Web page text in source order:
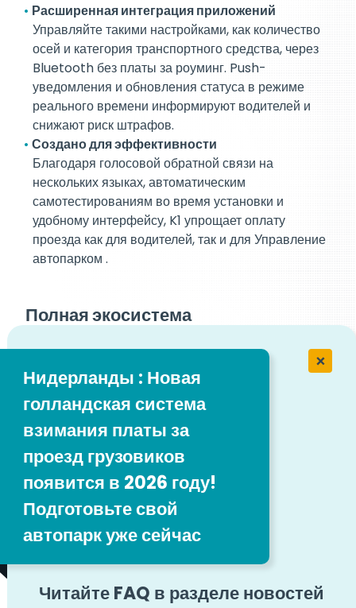
Нидерланды : Новая
голландская система
взимания платы за
проезд грузовиков
появится в 2026 году!
Подготовьте свой
автопарк уже сейчас
Читайте FAQ в разделе новостей
Расширенная интеграция приложений
Управляйте такими настройками, как количество
осей и категория транспортного средства, через
Bluetooth без платы за роуминг. Push-
уведомления и обновления статуса в режиме
реального времени информируют водителей и
снижают риск штрафов.
Создано для эффективности
Благодаря голосовой обратной связи на
нескольких языках, автоматическим
самотестированиям во время установки и
удобному интерфейсу, K1 упрощает оплату
проезда как для водителей, так и для Управление
автопарком .
Полная экосистема
Отличительной особенностью K1 является его
способность адаптироваться к меняющемуся
ландшафту. Это не просто Устройствотоллинга
Устройствостратегический актив, обеспечивающий
вашей команде ясность, соответствие
требованиям и оперативный контроль в режиме
реального времени.
Уже готовы к тому, что будет
дальше: Голландский толлинг
2026